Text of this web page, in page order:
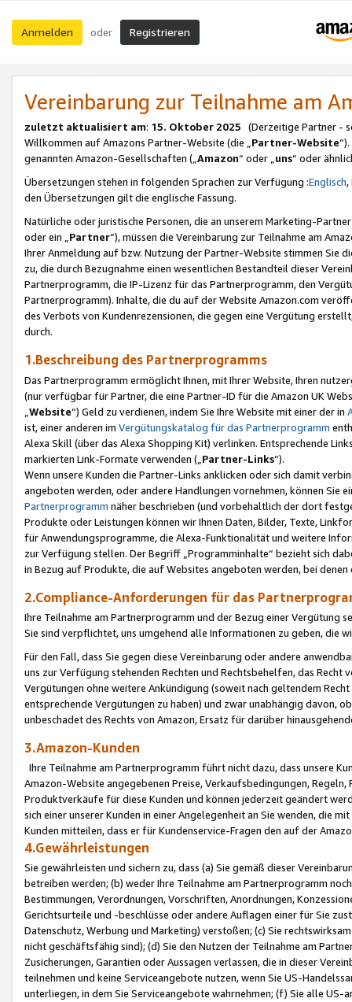
Anmelden oder Registrieren
Vereinbarung zur Teilnahme am
zuletzt aktualisiert am: 15. Oktober 2025 (Derzeitige Partner -
Willkommen auf Amazons Partner-Website (die „Partner-Website
genannten Amazon-Gesellschaften („Amazon“ oder „uns“ oder
Übersetzungen stehen in folgenden Sprachen zur Verfügung :Englisch,
den Übersetzungen gilt die englische Fassung.
Natürliche oder juristische Personen, die an unserem Marketing-
oder ein „Partner“), müssen die Vereinbarung zur Teilnahme am
Ihrer Anmeldung auf bzw. Nutzung der Partner-Website stimmen Sie
zu, die durch Bezugnahme einen wesentlichen Bestandteil dieser
Partnerprogramm, die IP-Lizenz für das Partnerprogramm, den
Partnerprogramm). Inhalte, die du auf der Website Amazon.com
des Verbots von Kundenrezensionen, die gegen eine Vergütung
durch.
1.Beschreibung des Partnerprogramms
Das Partnerprogramm ermöglicht Ihnen, mit Ihrer Website, Ihren
(nur verfügbar für Partner, die eine Partner-ID für die Amazon UK
Website“) Geld zu verdienen, indem Sie Ihre Website mit einer der in
ist, einer anderen im Vergütungskatalog für das Partnerprogramm
Alexa Skill (über das Alexa Shopping Kit) verlinken. Entsprechende
markierten Link-Formate verwenden („ Partner-Links“).
Wenn unsere Kunden die Partner-Links anklicken oder sich damit
angeboten werden, oder andere Handlungen vornehmen, können Sie
Partnerprogramm näher beschrieben (und vorbehaltlich der dort
Produkte oder Leistungen können wir Ihnen Daten, Bilder, Texte,
für Anwendungsprogramme, die Alexa-Funktionalität und weitere
zur Verfügung stellen. Der Begriff „Programminhalte“ bezieht sich
in Bezug auf Produkte, die auf Websites angeboten werden, bei
2.Compliance-Anforderungen für das
Ihre Teilnahme am Partnerprogramm und der Bezug einer Vergütung
Sie sind verpflichtet, uns umgehend alle Informationen zu geben, die
Für den Fall, dass Sie gegen diese Vereinbarung oder andere
uns zur Verfügung stehenden Rechten und Rechtsbehelfen, das
Vergütungen ohne weitere Ankündigung (soweit nach geltendem
entsprechende Vergütungen zu haben) und zwar unabhängig davon,
unbeschadet des Rechts von Amazon, Ersatz für darüber
3.Amazon-Kunden
Ihre Teilnahme am Partnerprogramm führt nicht dazu, dass unsere
Amazon-Website angegebenen Preise, Verkaufsbedingungen,
Produktverkäufe für diese Kunden und können jederzeit geändert
sich einer unserer Kunden in einer Angelegenheit an Sie wenden, die
Kunden mitteilen, dass er für Kundenservice-Fragen den auf der
4.Gewährleistungen
Sie gewährleisten und sichern zu, dass (a) Sie gemäß dieser
betreiben werden; (b) weder Ihre Teilnahme am Partnerprogramm
Bestimmungen, Verordnungen, Vorschriften, Anordnungen,
Gerichtsurteile und -beschlüsse oder andere Auflagen einer für Sie
Datenschutz, Werbung und Marketing) verstoßen; (c) Sie
nicht geschäftsfähig sind); (d) Sie den Nutzen der Teilnahme am
Zusicherungen, Garantien oder Aussagen verlassen, die in dieser
teilnehmen und keine Serviceangebote nutzen, wenn Sie US-
unterliegen, in dem Sie Serviceangebote wahrnehmen; (f) Sie alle